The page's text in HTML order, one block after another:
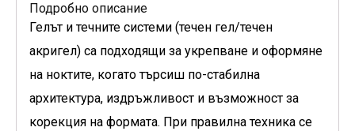
Подробно описание
Гелът и течните системи (течен гел/течен
акригел) са подходящи за укрепване и оформяне
на ноктите, когато търсиш по-стабилна
архитектура, издръжливост и възможност за
корекция на формата. При правилна техника се